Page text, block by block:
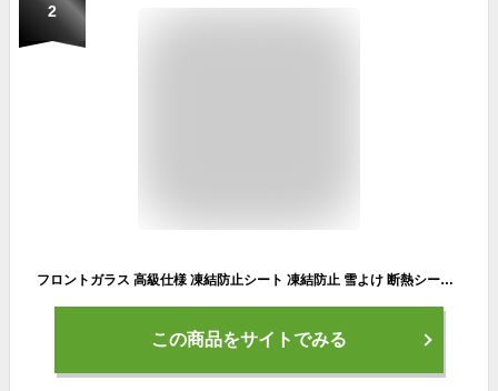
2
フロントガラス 高級仕様 凍結防止シート 凍結防止 雪よけ 断熱シート フロントカバー[送料無料(一部地域を除く)]
この商品をサイトでみる